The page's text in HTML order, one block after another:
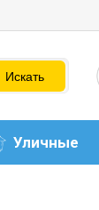
Уличные